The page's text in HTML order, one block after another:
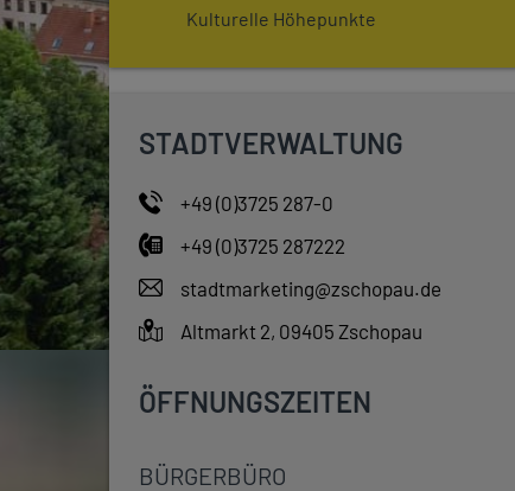
Kulturelle Höhepunkte
STADTVERWALTUNG
+49 (0)3725 287-0
+49 (0)3725 287222
stadtmarketing@zschopau.de
Altmarkt 2, 09405 Zschopau
ÖFFNUNGSZEITEN
BÜRGERBÜRO